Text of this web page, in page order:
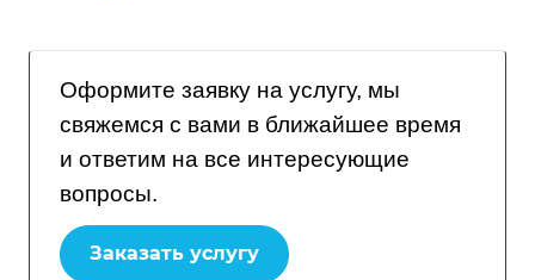
Оформите заявку на услугу, мы
свяжемся с вами в ближайшее время
и ответим на все интересующие
вопросы.
Заказать услугу